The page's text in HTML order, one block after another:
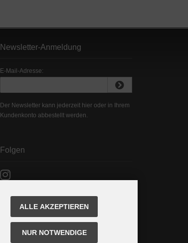
Newsletter-Anmeldung
E-Mail-Adresse:
Der Newsletter kann jederzeit hier oder in Ihrem
Kundenkonto abbestellt werden.
Folgen
ALLE AKZEPTIEREN
NUR NOTWENDIGE